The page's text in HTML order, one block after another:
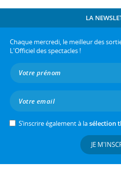
LA
Chaque mercredi, le meilleur des
L'Officiel des spectacles !
S’inscrire également à lasélection
JE